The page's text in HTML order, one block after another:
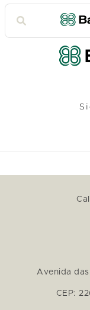
Avenida
CEP: